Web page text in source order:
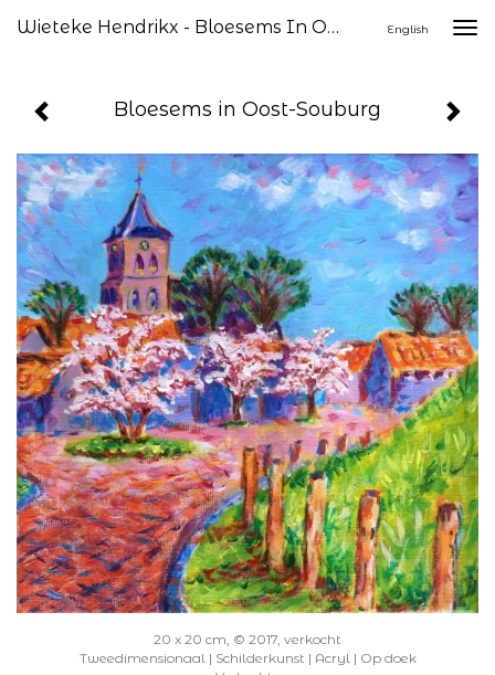
Wieteke Hendrikx - Bloesems In Oost-Souburg English
Bloesems in Oost-Souburg
20 x 20 cm, © 2017, verkocht
Tweedimensionaal | Schilderkunst | Acryl | Op doek